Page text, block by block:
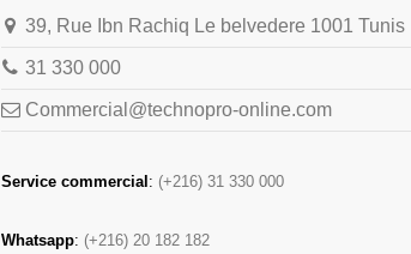
39, Rue Ibn Rachiq Le belvedere 1001 Tunis
31 330 000
Commercial@technopro-online.com
Service commercial : (+216) 31 330 000
Whatsapp: (+216) 20 182 182